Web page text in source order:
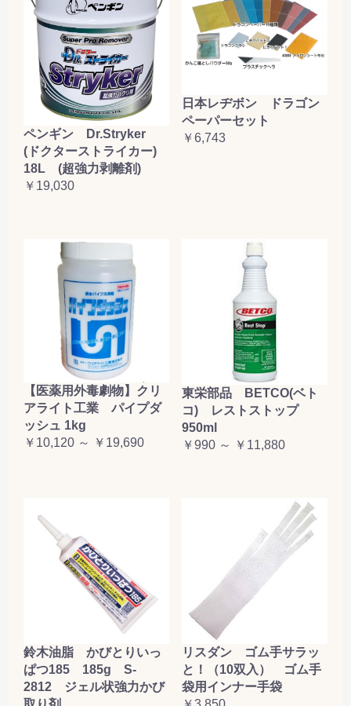
ペンギン Dr.Stryker
(ドクターストライカー)
18L (超強力剥離剤)
￥19,030
日本レヂボン ドラゴン
ペーパーセット
￥6,743
【医薬用外毒劇物】クリ
アライト工業 パイプダ
ッシュ 1kg
￥10,120 ～ ￥19,690
東栄部品 BETCO(ベト
コ) レストストップ
950ml
￥990 ～ ￥11,880
鈴木油脂 かびとりいっ
ぱつ185 185g S-
2812 ジェル状強力かび
リスダン ゴム手サラッ
と！（10双入） ゴム手
袋用インナー手袋